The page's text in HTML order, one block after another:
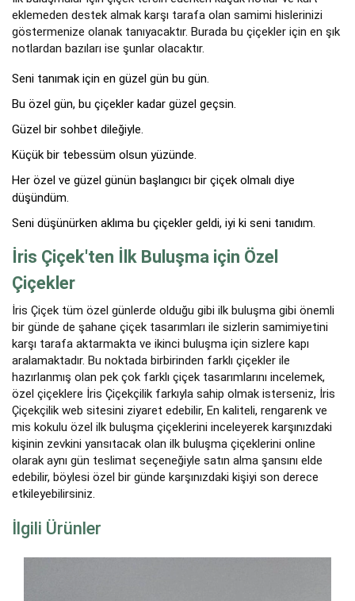
eklemeden destek almak karşı tarafa olan samimi hislerinizi
göstermenize olanak tanıyacaktır. Burada bu çiçekler için en şık
notlardan bazıları ise şunlar olacaktır.
Seni tanımak için en güzel gün bu gün.
Bu özel gün, bu çiçekler kadar güzel geçsin.
Güzel bir sohbet dileğiyle.
Küçük bir tebessüm olsun yüzünde.
Her özel ve güzel günün başlangıcı bir çiçek olmalı diye
düşündüm.
Seni düşünürken aklıma bu çiçekler geldi, iyi ki seni tanıdım.
İris Çiçek'ten İlk Buluşma için Özel
Çiçekler
İris Çiçek tüm özel günlerde olduğu gibi ilk buluşma gibi önemli
bir günde de şahane çiçek tasarımları ile sizlerin samimiyetini
karşı tarafa aktarmakta ve ikinci buluşma için sizlere kapı
aralamaktadır. Bu noktada birbirinden farklı çiçekler ile
hazırlanmış olan pek çok farklı çiçek tasarımlarını incelemek,
özel çiçeklere İris Çiçekçilik farkıyla sahip olmak isterseniz, İris
Çiçekçilik web sitesini ziyaret edebilir, En kaliteli, rengarenk ve
mis kokulu özel ilk buluşma çiçeklerini inceleyerek karşınızdaki
kişinin zevkini yansıtacak olan ilk buluşma çiçeklerini online
olarak aynı gün teslimat seçeneğiyle satın alma şansını elde
edebilir, böylesi özel bir günde karşınızdaki kişiyi son derece
etkileyebilirsiniz.
İlgili Ürünler